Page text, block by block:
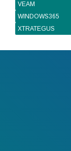
VEAM
WINDOWS365
XTRATEGUS